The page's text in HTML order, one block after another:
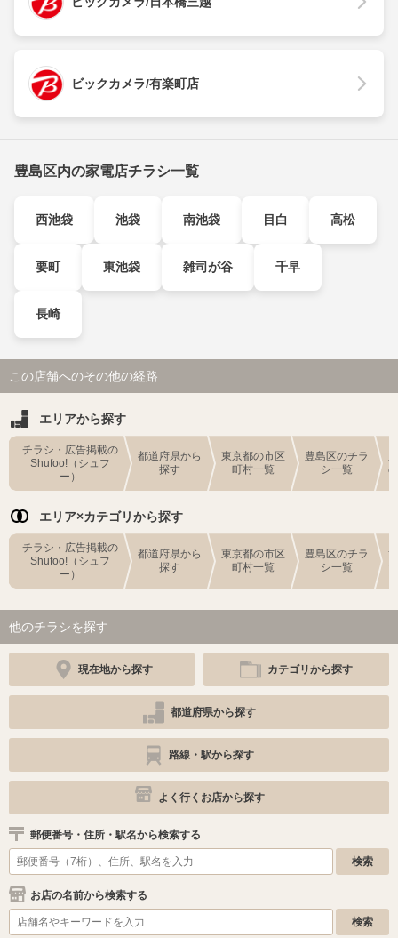
ビックカメラ/有楽町店
豊島区内の家電店チラシ一覧
西池袋 池袋 南池袋 目白 高松
要町 東池袋 雑司が谷 千早
長崎
この店舗へのその他の経路
エリアから探す
チラシ・広告掲載の
Shufoo!（シュフ
ー）
都道府県から
探す
東京都の市区
町村一覧
豊島区のチラ
シ一覧
エリア×カテゴリから探す
チラシ・広告掲載の
Shufoo!（シュフ
ー）
都道府県から
探す
東京都の市区
町村一覧
豊島区のチラ
シ一覧
他のチラシを探す
現在地から探す カテゴリから探す
都道府県から探す
路線・駅から探す
よく行くお店から探す
郵便番号・住所・駅名から検索する
お店の名前から検索する